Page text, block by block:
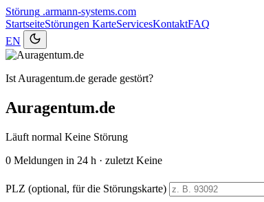
Störung .armann-systems.com
StartseiteStörungen KarteServicesKontaktFAQ
EN
Ist Auragentum.de gerade gestört?
Auragentum.de
Läuft normal Keine Störung
0 Meldungen in 24 h · zuletzt Keine
PLZ (optional, für die Störungskarte)